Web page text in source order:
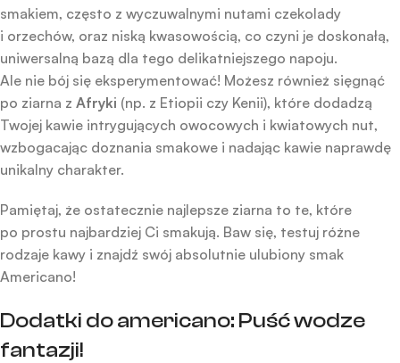
smakiem, często z wyczuwalnymi nutami czekolady
i orzechów, oraz niską kwasowością, co czyni je doskonałą,
uniwersalną bazą dla tego delikatniejszego napoju.
Ale nie bój się eksperymentować! Możesz również sięgnąć
po ziarna z Afryki (np. z Etiopii czy Kenii), które dodadzą
Twojej kawie intrygujących owocowych i kwiatowych nut,
wzbogacając doznania smakowe i nadając kawie naprawdę
unikalny charakter.
Pamiętaj, że ostatecznie najlepsze ziarna to te, które
po prostu najbardziej Ci smakują. Baw się, testuj różne
rodzaje kawy i znajdź swój absolutnie ulubiony smak
Americano!
Dodatki do americano: Puść wodze
fantazji!